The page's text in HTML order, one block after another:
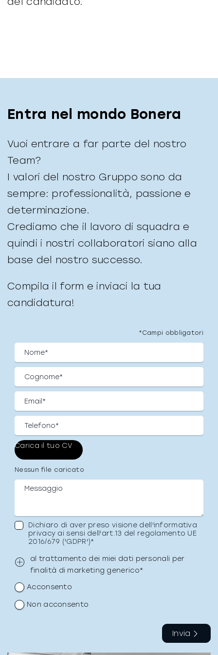
Entra nel mondo Bonera
Vuoi entrare a far parte del nostro
Team?
I valori del nostro Gruppo sono da
sempre: professionalità, passione e
determinazione.
Crediamo che il lavoro di squadra e
quindi i nostri collaboratori siano alla
base del nostro successo.
Compila il form e inviaci la tua
candidatura!
Nessun file caricato
Dichiaro di aver preso visione dell'informativa
privacy ai sensi dell'art.13 del regolamento UE
2016/679 ('GDPR')*
al trattamento dei miei dati personali per
finalità di marketing generico*
Acconsento
Non acconsento
*Campi obbligatori
Invia